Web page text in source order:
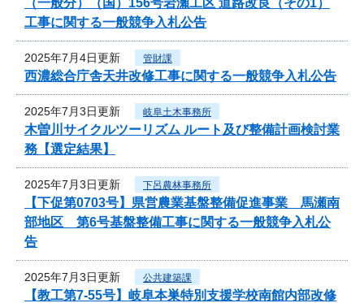
工事に関する一般競争入札公告
2025年7月4日更新 管財課
西濃総合庁舎天井改修工事に関する一般競争入札公告
2025年7月3日更新 岐阜土木事務所
木曽川サイクルツーリズム ルート及び整備計画検討業
務【選定結果】
2025年7月3日更新 下呂農林事務所
【下促第0703号】県営農業基盤整備促進事業 馬瀬南
部地区 第6号基盤整備工事に関する一般競争入札公
告
2025年7月3日更新 公共建築課
【教工第7-55号】岐阜本巣特別支援学校南館内部改修